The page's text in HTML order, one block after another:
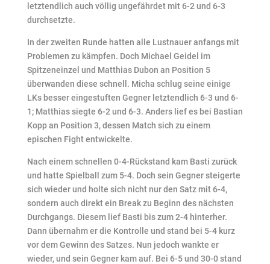
letztendlich auch völlig ungefährdet mit 6-2 und 6-3
durchsetzte.
In der zweiten Runde hatten alle Lustnauer anfangs mit
Problemen zu kämpfen. Doch Michael Geidel im
Spitzeneinzel und Matthias Dubon an Position 5
überwanden diese schnell. Micha schlug seine einige
LKs besser eingestuften Gegner letztendlich 6-3 und 6-
1; Matthias siegte 6-2 und 6-3. Anders lief es bei Bastian
Kopp an Position 3, dessen Match sich zu einem
epischen Fight entwickelte.
Nach einem schnellen 0-4-Rückstand kam Basti zurück
und hatte Spielball zum 5-4. Doch sein Gegner steigerte
sich wieder und holte sich nicht nur den Satz mit 6-4,
sondern auch direkt ein Break zu Beginn des nächsten
Durchgangs. Diesem lief Basti bis zum 2-4 hinterher.
Dann übernahm er die Kontrolle und stand bei 5-4 kurz
vor dem Gewinn des Satzes. Nun jedoch wankte er
wieder, und sein Gegner kam auf. Bei 6-5 und 30-0 stand